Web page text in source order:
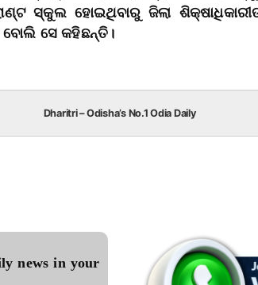
ସ୍କୁଲ ହୋଇଥିବାରୁ ଜିଲା
ବୋଲି ସେ କହିଛନ୍ତି।
Dharitri – Odisha’s No.1 Odia Daily
news in your